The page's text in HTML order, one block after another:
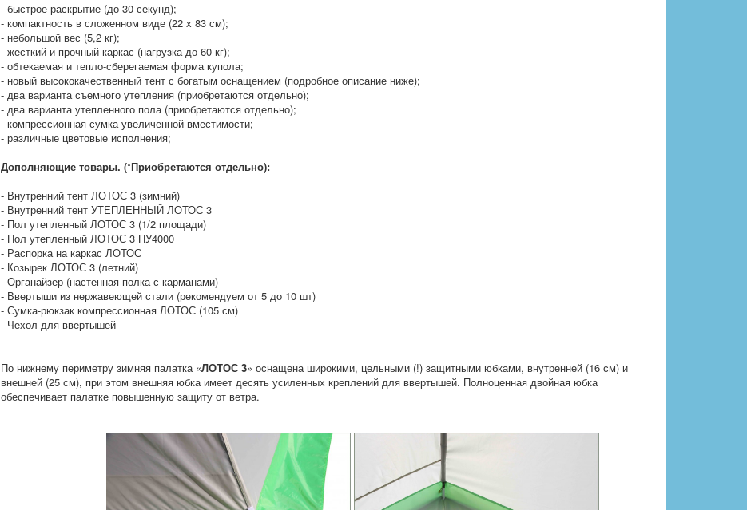
- быстрое раскрытие (до 30 секунд);
- компактность в сложенном виде (22 х 83 см);
- небольшой вес (5,2 кг);
- жесткий и прочный каркас (нагрузка до 60 кг);
- обтекаемая и тепло-сберегаемая форма купола;
- новый высококачественный тент с богатым оснащением (подробное описание ниже);
- два варианта съемного утепления (приобретаются отдельно);
- два варианта утепленного пола (приобретаются отдельно);
- компрессионная сумка увеличенной вместимости;
- различные цветовые исполнения;
Дополняющие товары. (*Приобретаются отдельно):
- Внутренний тент ЛОТОС 3 (зимний)
- Внутренний тент УТЕПЛЕННЫЙ ЛОТОС 3
- Пол утепленный ЛОТОС 3 (1/2 площади)
- Пол утепленный ЛОТОС 3 ПУ4000
- Распорка на каркас ЛОТОС
- Козырек ЛОТОС 3 (летний)
- Органайзер (настенная полка с карманами)
- Ввертыши из нержавеющей стали (рекомендуем от 5 до 10 шт)
- Сумка-рюкзак компрессионная ЛОТОС (105 см)
- Чехол для ввертышей
По нижнему периметру зимняя палатка «ЛОТОС 3» оснащена широкими, цельными (!) защитными юбками, внутренней (16 см) и
внешней (25 см), при этом внешняя юбка имеет десять усиленных креплений для ввертышей. Полноценная двойная юбка
обеспечивает палатке повышенную защиту от ветра.